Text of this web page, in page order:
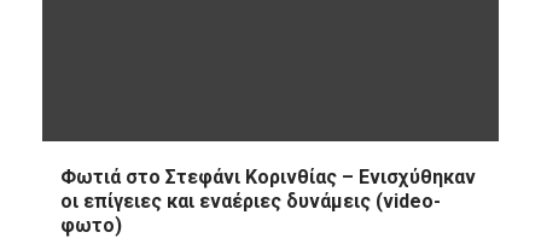
Φωτιά στο Στεφάνι Κορινθίας – Ενισχύθηκαν
οι επίγειες και εναέριες δυνάμεις (video-
φωτο)